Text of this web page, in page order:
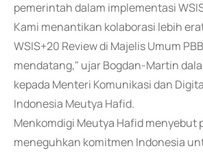
pemerintah dalam implementasi
Kami menantikan kolaborasi lebih
WSIS+20 Review di Majelis Umum
mendatang," ujar Bogdan-Martin
kepada Menteri Komunikasi dan
Indonesia Meutya Hafid.
Menkomdigi Meutya Hafid menyebut
meneguhkan komitmen Indonesia